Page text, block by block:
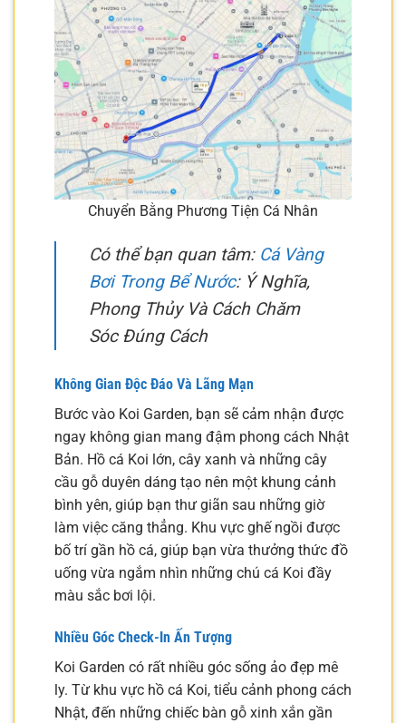
Chuyển Bằng Phương Tiện Cá Nhân
Có thể bạn quan tâm: Cá Vàng
Bơi Trong Bể Nước: Ý Nghĩa,
Phong Thủy Và Cách Chăm
Sóc Đúng Cách
Không Gian Độc Đáo Và Lãng Mạn
Bước vào Koi Garden, bạn sẽ cảm nhận được
ngay không gian mang đậm phong cách Nhật
Bản. Hồ cá Koi lớn, cây xanh và những cây
cầu gỗ duyên dáng tạo nên một khung cảnh
bình yên, giúp bạn thư giãn sau những giờ
làm việc căng thẳng. Khu vực ghế ngồi được
bố trí gần hồ cá, giúp bạn vừa thưởng thức đồ
uống vừa ngắm nhìn những chú cá Koi đầy
màu sắc bơi lội.
Nhiều Góc Check-In Ấn Tượng
Koi Garden có rất nhiều góc sống ảo đẹp mê
ly. Từ khu vực hồ cá Koi, tiểu cảnh phong cách
Nhật, đến những chiếc bàn gỗ xinh xắn gần